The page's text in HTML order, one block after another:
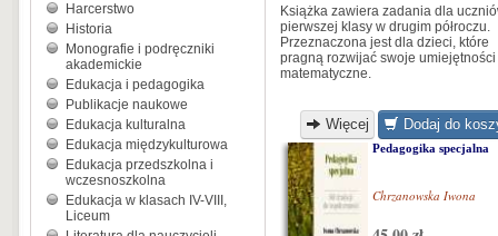
Harcerstwo
Historia
Monografie i podręczniki
akademickie
Edukacja i pedagogika
Publikacje naukowe
Edukacja kulturalna
Edukacja międzykulturowa
Edukacja przedszkolna i
wczesnoszkolna
Edukacja w klasach IV-VIII,
Liceum
Książka zawiera zadania dla
pierwszej klasy w drugim półroczu.
Przeznaczona jest dla dzieci, które
pragną rozwijać swoje umiejętności
matematyczne.
Więcej Dodaj do
Pedagogika specjalna
Chrzanowska Iwona